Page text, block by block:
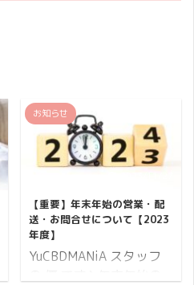
お知らせ
【重要】年末年始の営業・配
送・お問合せについて【2023
年度】
YuCBDMANiA スタッフ